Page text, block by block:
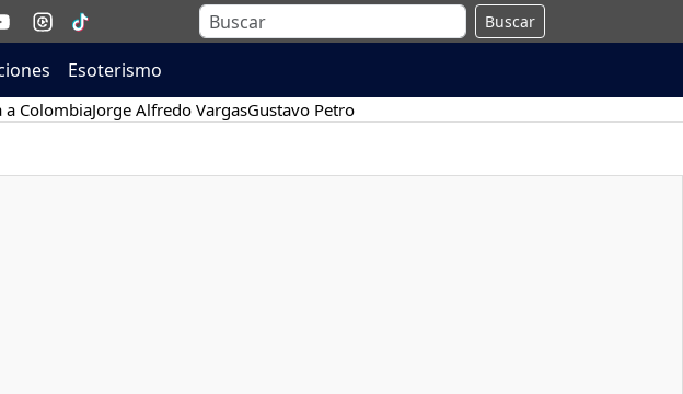
Buscar
Esoterismo
a ColombiaJorge Alfredo VargasGustavo Petro